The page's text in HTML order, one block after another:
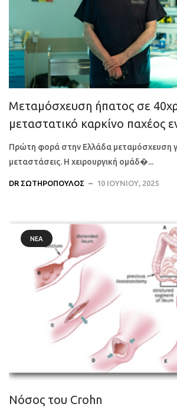
Μεταμόσχευση ήπατος σε
μεταστατικό καρκίνο παχέος
Πρώτη φορά στην Ελλάδα μεταμόσχευση
μεταστάσεις. Η χειρουργική ομάδ�...
DR ΣΩΤΗΡΌΠΟΥΛΟΣ 10 ΙΟΥΝΊΟΥ, 2025
ΝΈΑ
Νόσος του Crohn